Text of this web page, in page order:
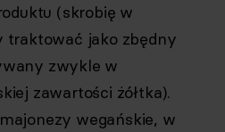
(skrobię w
traktować jako zbędny
zwykle w
zawartości żółtka).
wegańskie, w